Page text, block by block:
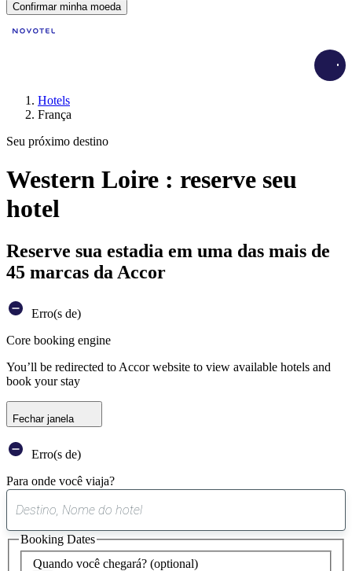
Confirmar minha moeda
Hotels
França
Seu próximo destino
Western Loire : reserve seu
hotel
Reserve sua estadia em uma das mais de
45 marcas da Accor
Erro(s de)
Core booking engine
You’ll be redirected to Accor website to view available hotels and
book your stay
Fechar janela
Erro(s de)
Para onde você viaja?
sugestão
encontrada
Quando você chegará? (optional)
Booking Dates